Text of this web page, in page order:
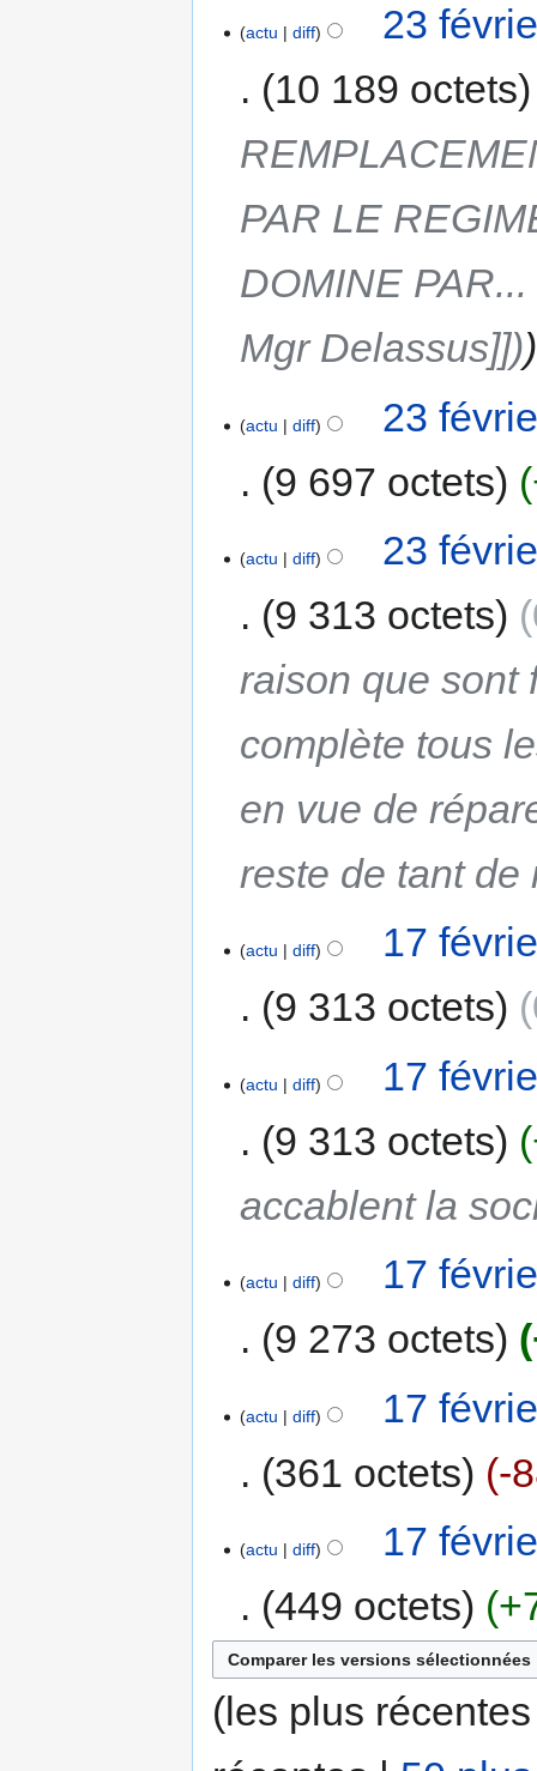
actu diff
23
10 189 octets
PAR LE
DOMINE
Mgr Delassus]])
actu diff
23
9 697 octets
actu diff
23
9 313 octets
raison que sont
complète tous
en vue de
reste de tant de
actu diff
17
9 313 octets
actu diff
17
9 313 octets
accablent la
actu diff
17
9 273 octets
actu diff
17
361 octets
-
actu diff
17
449 octets
(les plus